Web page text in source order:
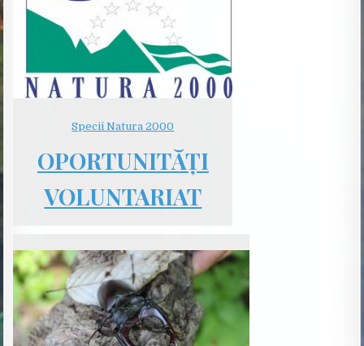
Specii Natura 2000
OPORTUNITĂȚI
VOLUNTARIAT